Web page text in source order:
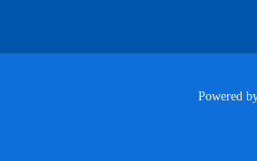
Powered